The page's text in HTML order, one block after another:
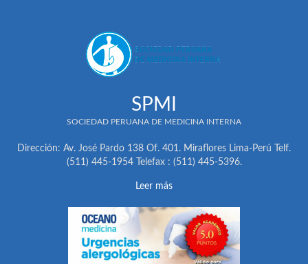
SPMI
SOCIEDAD PERUANA DE MEDICINA INTERNA
Dirección: Av. José Pardo 138 Of. 401. Miraflores Lima-Perú Telf.
(511) 445-1954 Telefax : (511) 445-5396.
Leer más